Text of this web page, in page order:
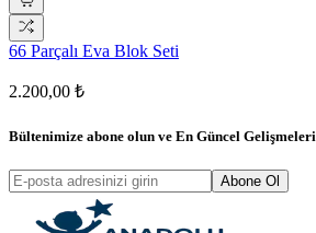
66 Parçalı Eva Blok Seti
2.200,00 ₺
Bültenimize abone olun ve En Güncel Gelişmeleri
Abone Ol